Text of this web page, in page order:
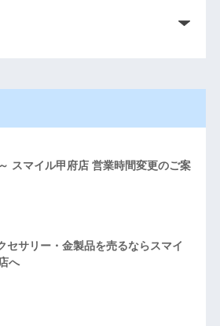
スマイル甲府店 営業時間変更のご案
セサリー・金製品を売るならスマイ
へ